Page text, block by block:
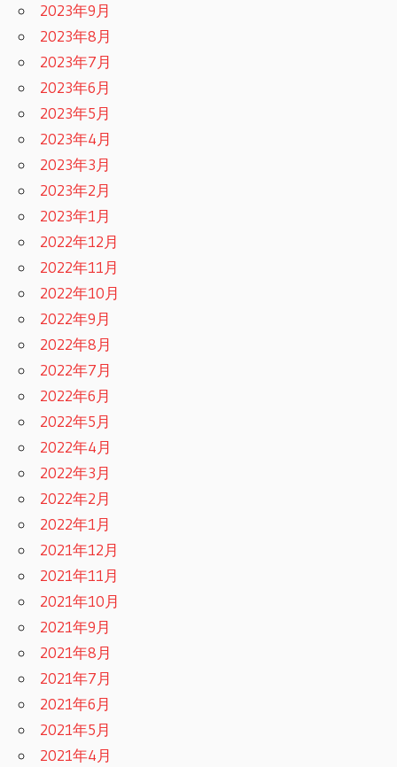
2023年9月
2023年8月
2023年7月
2023年6月
2023年5月
2023年4月
2023年3月
2023年2月
2023年1月
2022年12月
2022年11月
2022年10月
2022年9月
2022年8月
2022年7月
2022年6月
2022年5月
2022年4月
2022年3月
2022年2月
2022年1月
2021年12月
2021年11月
2021年10月
2021年9月
2021年8月
2021年7月
2021年6月
2021年5月
2021年4月